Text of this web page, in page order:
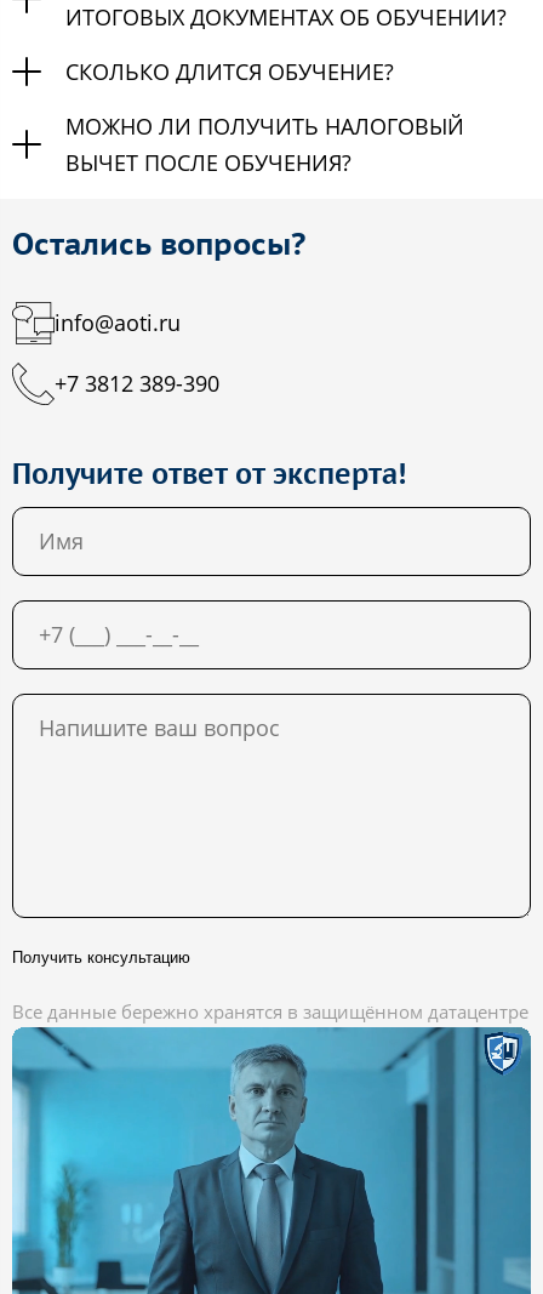
ИТОГОВЫХ ДОКУМЕНТАХ ОБ ОБУЧЕНИИ?
СКОЛЬКО ДЛИТСЯ ОБУЧЕНИЕ?
МОЖНО ЛИ ПОЛУЧИТЬ НАЛОГОВЫЙ
ВЫЧЕТ ПОСЛЕ ОБУЧЕНИЯ?
Остались вопросы?
info@aoti.ru
+7 3812 389-390
Получите ответ от эксперта!
Получить консультацию
Все данные бережно хранятся в защищённом датацентре